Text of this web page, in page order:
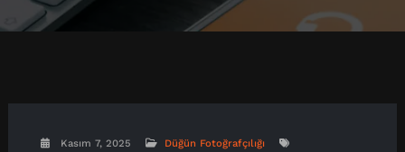
Kasım 7, 2025
Düğün Fotoğrafçılığı